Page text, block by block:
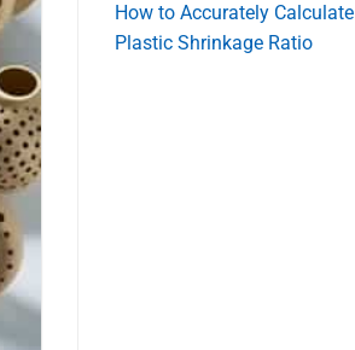
How to Accurately Calculate
Plastic Shrinkage Ratio